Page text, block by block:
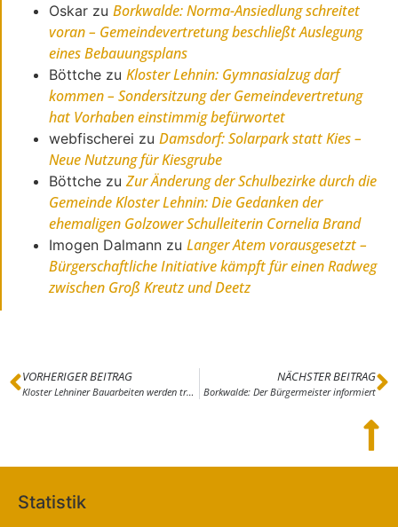
Oskar zuBorkwalde: Norma-Ansiedlung schreitet
voran – Gemeindevertretung beschließt Auslegung
eines Bebauungsplans
Böttche zuKloster Lehnin: Gymnasialzug darf
kommen – Sondersitzung der Gemeindevertretung
hat Vorhaben einstimmig befürwortet
webfischerei zuDamsdorf: Solarpark statt Kies –
Neue Nutzung für Kiesgrube
Böttche zuZur Änderung der Schulbezirke durch die
Gemeinde Kloster Lehnin: Die Gedanken der
ehemaligen Golzower Schulleiterin Cornelia Brand
Imogen Dalmann zuLanger Atem vorausgesetzt –
Bürgerschaftliche Initiative kämpft für einen Radweg
zwischen Groß Kreutz und Deetz
VORHERIGER BEITRAG
Kloster Lehniner Bauarbeiten werden trotz Coronakrise fortgeführt
NÄCHSTER BEITRAG
Borkwalde: Der Bürgermeister informiert
Statistik